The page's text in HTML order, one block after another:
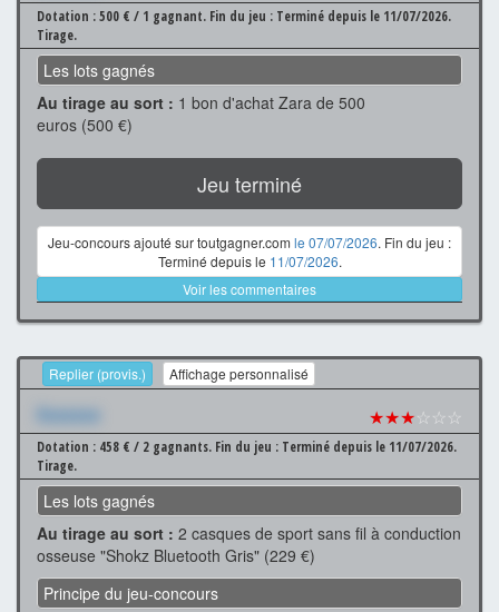
Dotation : 500 € / 1 gagnant. Fin du jeu : Terminé depuis le 11/07/2026.
Tirage.
Les lots gagnés
Au tirage au sort : 1 bon d'achat Zara de 500
euros (500 €)
Jeu terminé
Jeu-concours ajouté sur toutgagner.com le 07/07/2026. Fin du jeu :
Terminé depuis le 11/07/2026.
Voir les commentaires
Replier (provis.) Affichage personnalisé
Xxxxxxx ★★★☆☆☆
Dotation : 458 € / 2 gagnants. Fin du jeu : Terminé depuis le 11/07/2026.
Tirage.
Les lots gagnés
Au tirage au sort : 2 casques de sport sans fil à conduction
osseuse "Shokz Bluetooth Gris" (229 €)
Principe du jeu-concours